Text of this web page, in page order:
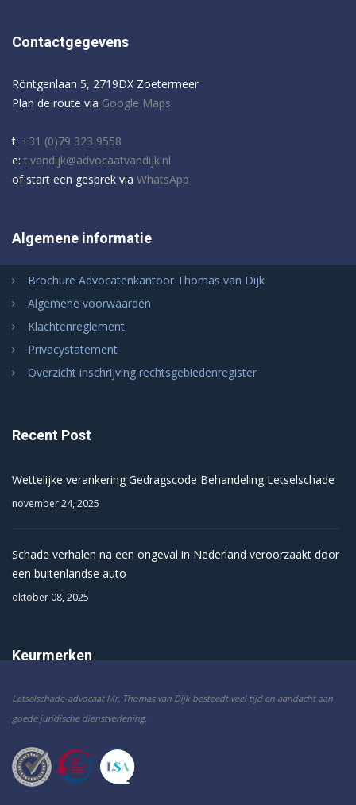
Contactgegevens
Röntgenlaan 5, 2719DX Zoetermeer
Plan de route via Google Maps
t: +31 (0)79 323 9558
e: t.vandijk@advocaatvandijk.nl
of start een gesprek via WhatsApp
Algemene informatie
Brochure Advocatenkantoor Thomas van Dijk
Algemene voorwaarden
Klachtenreglement
Privacystatement
Overzicht inschrijving rechtsgebiedenregister
Recent Post
Wettelijke verankering Gedragscode Behandeling Letselschade
november 24, 2025
Schade verhalen na een ongeval in Nederland veroorzaakt door
een buitenlandse auto
oktober 08, 2025
Keurmerken
Letselschade-advocaat Mr. Thomas van Dijk besteedt veel tijd en aandacht aan
goede juridische dienstverlening.